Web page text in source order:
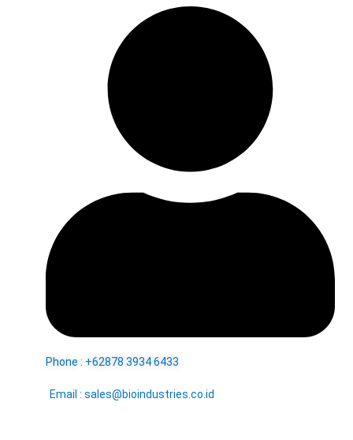
Phone : +62878 3934 6433
Email : sales@bioindustries.co.id